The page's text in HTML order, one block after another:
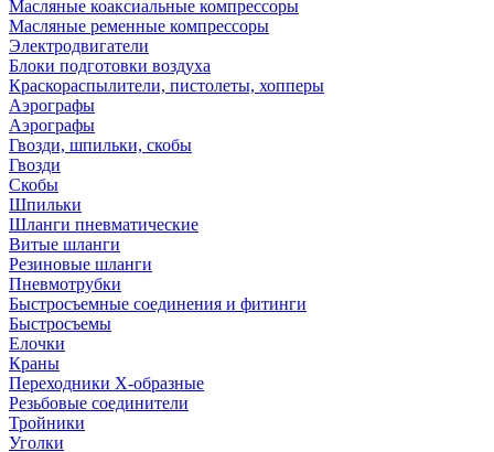
Масляные коаксиальные компрессоры
Масляные ременные компрессоры
Электродвигатели
Блоки подготовки воздуха
Краскораспылители, пистолеты, хопперы
Аэрографы
Аэрографы
Гвозди, шпильки, скобы
Гвозди
Скобы
Шпильки
Шланги пневматические
Витые шланги
Резиновые шланги
Пневмотрубки
Быстросъемные соединения и фитинги
Быстросъемы
Елочки
Краны
Переходники Х-образные
Резьбовые соединители
Тройники
Уголки